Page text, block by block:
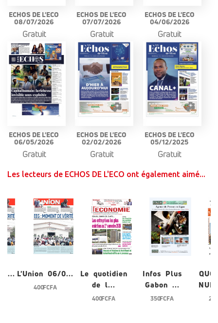
ECHOS DE L'ECO
08/07/2026
Gratuit
ECHOS DE L'ECO
07/07/2026
Gratuit
ECHOS DE L'ECO
04/06/2026
Gratuit
ECHOS DE L'ECO
06/05/2026
Gratuit
ECHOS DE L'ECO
02/02/2026
Gratuit
ECHOS DE L'ECO
05/12/2025
Gratuit
Les lecteurs de ECHOS DE L'ECO ont également aimé...
0... L'Union 06/0...
400 FCFA
Le quotidien
de l...
400 FCFA
Infos Plus
Gabon ...
350 FCFA